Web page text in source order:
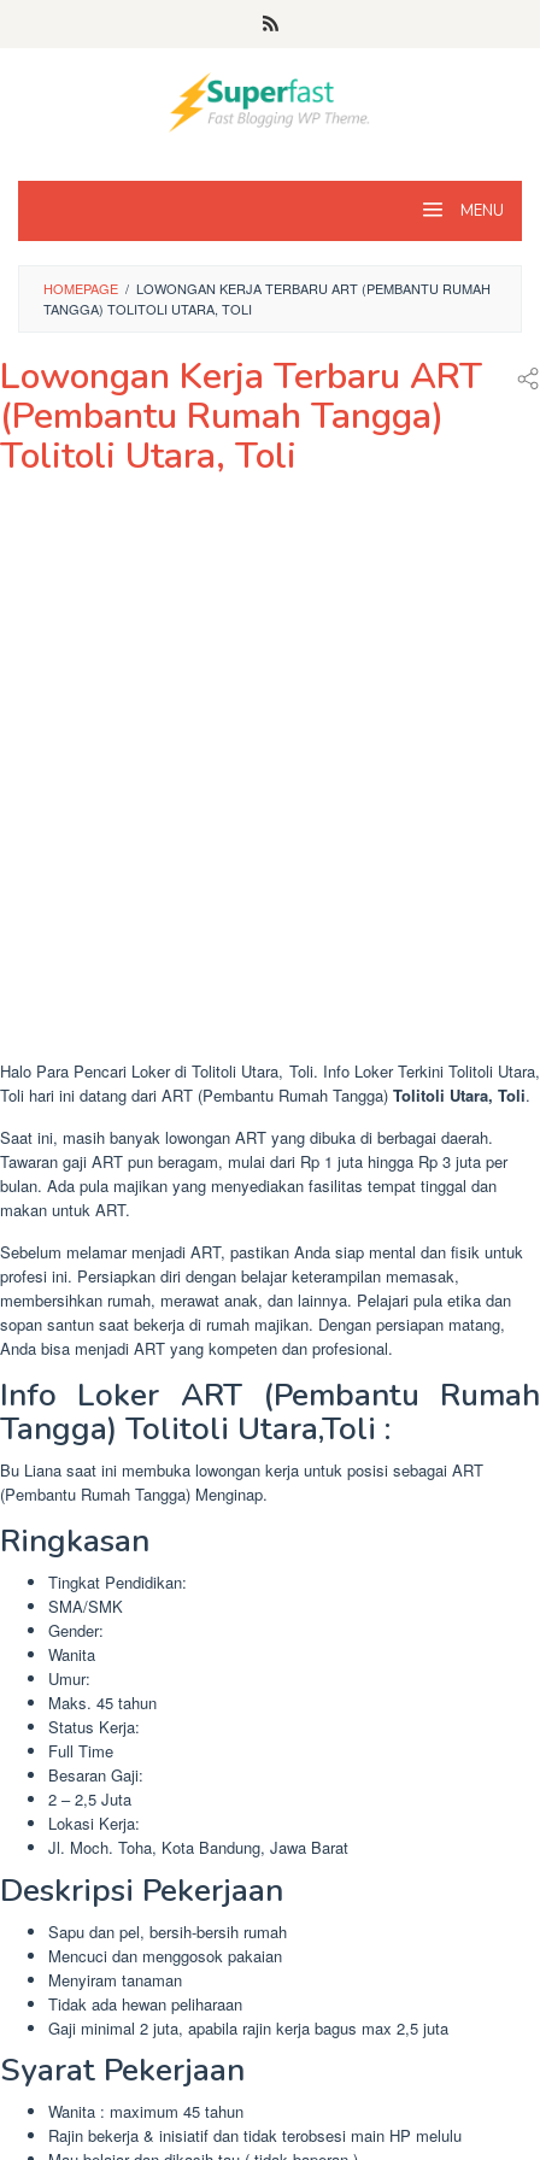
MENU
HOMEPAGE / LOWONGAN KERJA TERBARU ART (PEMBANTU RUMAH
TANGGA) TOLITOLI UTARA, TOLI
Lowongan Kerja Terbaru ART
(Pembantu Rumah Tangga)
Tolitoli Utara, Toli
Halo Para Pencari Loker di Tolitoli Utara, Toli. Info Loker Terkini Tolitoli Utara,
Toli hari ini datang dari ART (Pembantu Rumah Tangga) Tolitoli Utara, Toli.
Saat ini, masih banyak lowongan ART yang dibuka di berbagai daerah.
Tawaran gaji ART pun beragam, mulai dari Rp 1 juta hingga Rp 3 juta per
bulan. Ada pula majikan yang menyediakan fasilitas tempat tinggal dan
makan untuk ART.
Sebelum melamar menjadi ART, pastikan Anda siap mental dan fisik untuk
profesi ini. Persiapkan diri dengan belajar keterampilan memasak,
membersihkan rumah, merawat anak, dan lainnya. Pelajari pula etika dan
sopan santun saat bekerja di rumah majikan. Dengan persiapan matang,
Anda bisa menjadi ART yang kompeten dan profesional.
Info Loker ART (Pembantu Rumah
Tangga) Tolitoli Utara,Toli :
Bu Liana saat ini membuka lowongan kerja untuk posisi sebagai ART
(Pembantu Rumah Tangga) Menginap.
Ringkasan
Tingkat Pendidikan:
SMA/SMK
Gender:
Wanita
Umur:
Maks. 45 tahun
Status Kerja:
Full Time
Besaran Gaji:
2 – 2,5 Juta
Lokasi Kerja:
Jl. Moch. Toha, Kota Bandung, Jawa Barat
Deskripsi Pekerjaan
Sapu dan pel, bersih-bersih rumah
Mencuci dan menggosok pakaian
Menyiram tanaman
Tidak ada hewan peliharaan
Gaji minimal 2 juta, apabila rajin kerja bagus max 2,5 juta
Syarat Pekerjaan
Wanita : maximum 45 tahun
Rajin bekerja & inisiatif dan tidak terobsesi main HP melulu